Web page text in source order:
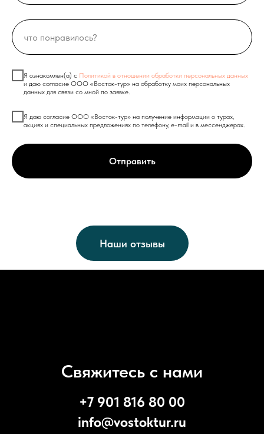
Я ознакомлен(а) с Политикой в отношении обработки персональных данных
и даю согласие ООО «Восток-тур» на обработку моих персональных
данных для связи со мной по заявке.
Я даю согласие ООО «Восток-тур» на получение информации о турах,
акциях и специальных предложениях по телефону, e-mail и в мессенджерах.
Отправить
Наши отзывы
Свяжитесь с нами
+7 901 816 80 00
info@vostoktur.ru